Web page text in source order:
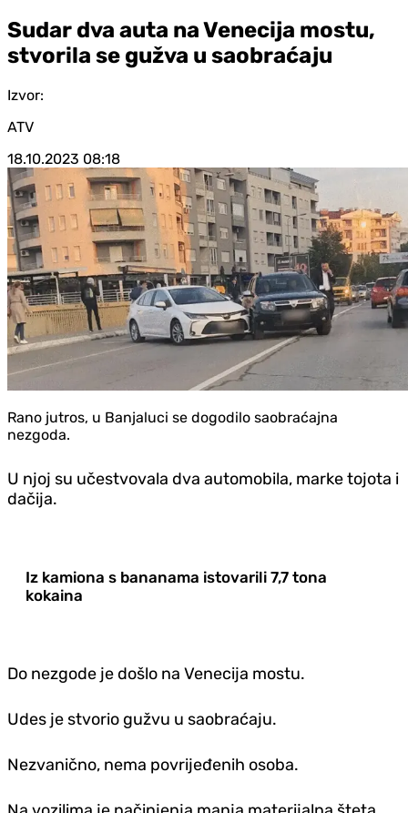
Sudar dva auta na Venecija mostu,
stvorila se gužva u saobraćaju
Izvor:
ATV
18.10.2023 08:18
Rano jutros, u Banjaluci se dogodilo saobraćajna
nezgoda.
U njoj su učestvovala dva automobila, marke tojota i
dačija.
Iz kamiona s bananama istovarili 7,7 tona
kokaina
Do nezgode je došlo na Venecija mostu.
Udes je stvorio gužvu u saobraćaju.
Nezvanično, nema povrijeđenih osoba.